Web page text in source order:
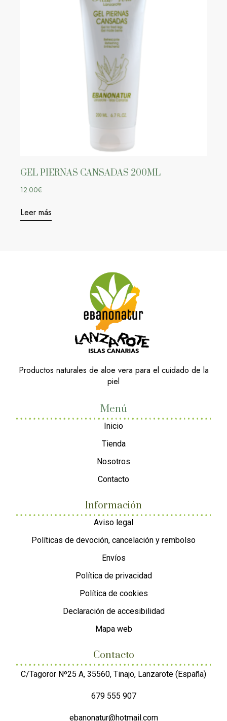
GEL PIERNAS CANSADAS 200ML
12.00€
Leer más
Productos naturales de aloe vera para el cuidado de la
piel
Menú
Inicio
Tienda
Nosotros
Contacto
Información
Aviso legal
Políticas de devoción, cancelación y rembolso
Envíos
Política de privacidad
Política de cookies
Declaración de accesibilidad
Mapa web
Contacto
C/Tagoror Nº25 A, 35560, Tinajo, Lanzarote (España)
679 555 907
ebanonatur@hotmail.com